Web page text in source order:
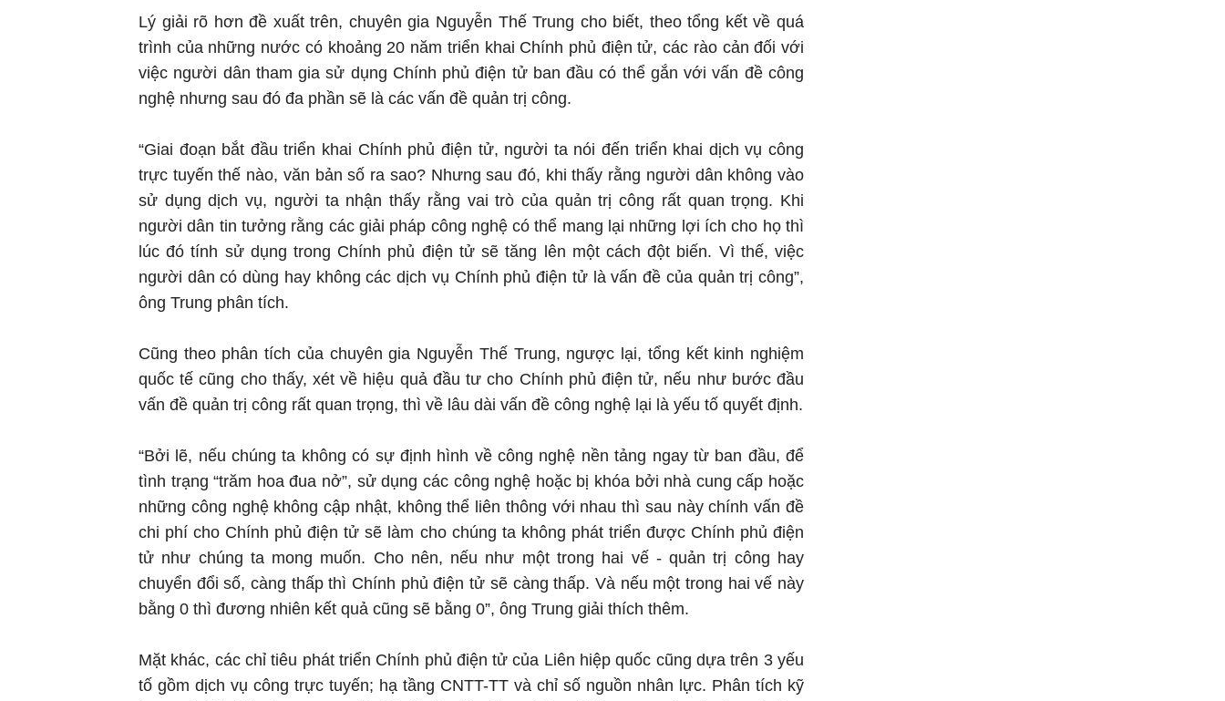
Lý giải rõ hơn đề xuất trên, chuyên gia Nguyễn Thế Trung cho biết, theo tổng kết về quá
trình của những nước có khoảng 20 năm triển khai Chính phủ điện tử, các rào cản đối với
việc người dân tham gia sử dụng Chính phủ điện tử ban đầu có thể gắn với vấn đề công
nghệ nhưng sau đó đa phần sẽ là các vấn đề quản trị công.
“Giai đoạn bắt đầu triển khai Chính phủ điện tử, người ta nói đến triển khai dịch vụ công
trực tuyến thế nào, văn bản số ra sao? Nhưng sau đó, khi thấy rằng người dân không vào
sử dụng dịch vụ, người ta nhận thấy rằng vai trò của quản trị công rất quan trọng. Khi
người dân tin tưởng rằng các giải pháp công nghệ có thể mang lại những lợi ích cho họ thì
lúc đó tính sử dụng trong Chính phủ điện tử sẽ tăng lên một cách đột biến. Vì thế, việc
người dân có dùng hay không các dịch vụ Chính phủ điện tử là vấn đề của quản trị công”,
ông Trung phân tích.
Cũng theo phân tích của chuyên gia Nguyễn Thế Trung, ngược lại, tổng kết kinh nghiệm
quốc tế cũng cho thấy, xét về hiệu quả đầu tư cho Chính phủ điện tử, nếu như bước đầu
vấn đề quản trị công rất quan trọng, thì về lâu dài vấn đề công nghệ lại là yếu tố quyết định.
“Bởi lẽ, nếu chúng ta không có sự định hình về công nghệ nền tảng ngay từ ban đầu, để
tình trạng “trăm hoa đua nở”, sử dụng các công nghệ hoặc bị khóa bởi nhà cung cấp hoặc
những công nghệ không cập nhật, không thể liên thông với nhau thì sau này chính vấn đề
chi phí cho Chính phủ điện tử sẽ làm cho chúng ta không phát triển được Chính phủ điện
tử như chúng ta mong muốn. Cho nên, nếu như một trong hai vế - quản trị công hay
chuyển đổi số, càng thấp thì Chính phủ điện tử sẽ càng thấp. Và nếu một trong hai vế này
bằng 0 thì đương nhiên kết quả cũng sẽ bằng 0”, ông Trung giải thích thêm.
Mặt khác, các chỉ tiêu phát triển Chính phủ điện tử của Liên hiệp quốc cũng dựa trên 3 yếu
tố gồm dịch vụ công trực tuyến; hạ tầng CNTT-TT và chỉ số nguồn nhân lực. Phân tích kỹ